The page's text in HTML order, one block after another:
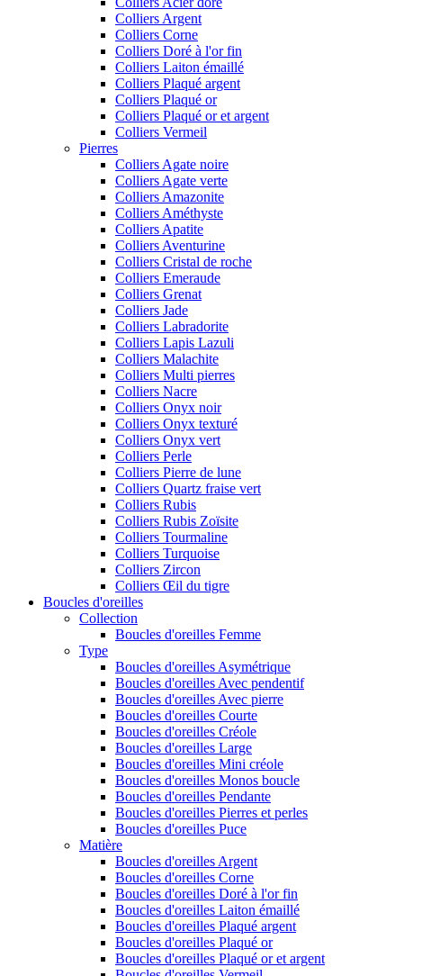
Colliers Argent
Colliers Corne
Colliers Doré à l'or fin
Colliers Laiton émaillé
Colliers Plaqué argent
Colliers Plaqué or
Colliers Plaqué or et argent
Colliers Vermeil
Pierres
Colliers Agate noire
Colliers Agate verte
Colliers Amazonite
Colliers Améthyste
Colliers Apatite
Colliers Aventurine
Colliers Cristal de roche
Colliers Emeraude
Colliers Grenat
Colliers Jade
Colliers Labradorite
Colliers Lapis Lazuli
Colliers Malachite
Colliers Multi pierres
Colliers Nacre
Colliers Onyx noir
Colliers Onyx texturé
Colliers Onyx vert
Colliers Perle
Colliers Pierre de lune
Colliers Quartz fraise vert
Colliers Rubis
Colliers Rubis Zoïsite
Colliers Tourmaline
Colliers Turquoise
Colliers Zircon
Colliers Œil du tigre
Boucles d'oreilles
Collection
Boucles d'oreilles Femme
Type
Boucles d'oreilles Asymétrique
Boucles d'oreilles Avec pendentif
Boucles d'oreilles Avec pierre
Boucles d'oreilles Courte
Boucles d'oreilles Créole
Boucles d'oreilles Large
Boucles d'oreilles Mini créole
Boucles d'oreilles Monos boucle
Boucles d'oreilles Pendante
Boucles d'oreilles Pierres et perles
Boucles d'oreilles Puce
Matière
Boucles d'oreilles Argent
Boucles d'oreilles Corne
Boucles d'oreilles Doré à l'or fin
Boucles d'oreilles Laiton émaillé
Boucles d'oreilles Plaqué argent
Boucles d'oreilles Plaqué or
Boucles d'oreilles Plaqué or et argent